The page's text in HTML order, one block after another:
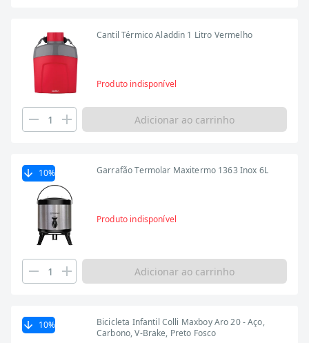
Cantil Térmico Aladdin 1 Litro Vermelho
Produto indisponível
Adicionar ao carrinho
10% Garrafão Termolar Maxitermo 1363 Inox 6L
Produto indisponível
Adicionar ao carrinho
10%
Bicicleta Infantil Colli Maxboy Aro 20 - Aço,
Carbono, V-Brake, Preto Fosco